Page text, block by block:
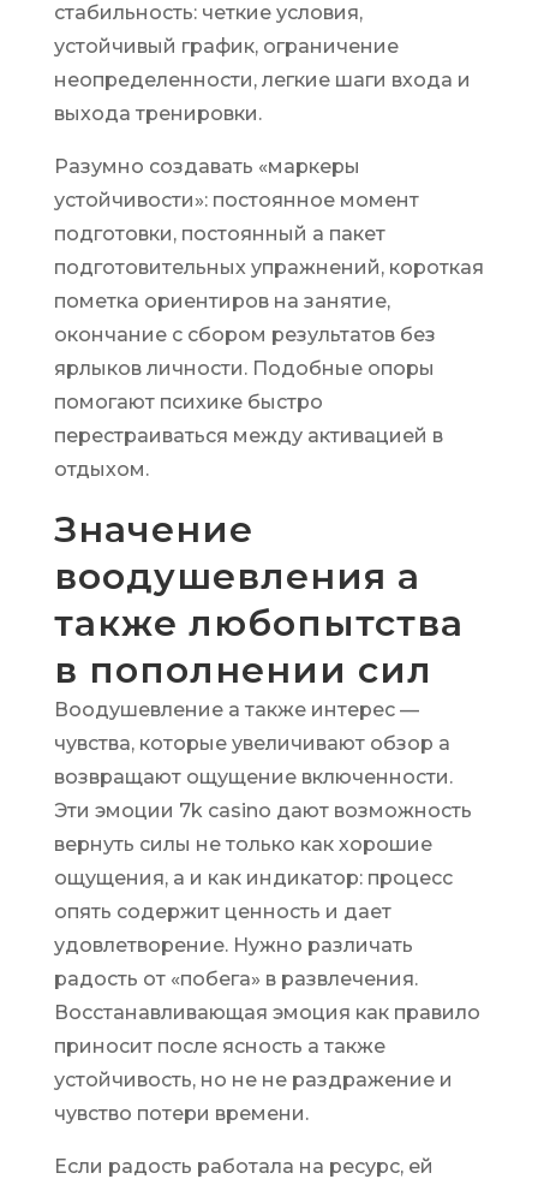
стабильность: четкие условия,
устойчивый график, ограничение
неопределенности, легкие шаги входа и
выхода тренировки.
Разумно создавать «маркеры
устойчивости»: постоянное момент
подготовки, постоянный а пакет
подготовительных упражнений, короткая
пометка ориентиров на занятие,
окончание с сбором результатов без
ярлыков личности. Подобные опоры
помогают психике быстро
перестраиваться между активацией в
отдыхом.
Значение
воодушевления а
также любопытства
в пополнении сил
Воодушевление а также интерес —
чувства, которые увеличивают обзор а
возвращают ощущение включенности.
Эти эмоции 7k casino дают возможность
вернуть силы не только как хорошие
ощущения, а и как индикатор: процесс
опять содержит ценность и дает
удовлетворение. Нужно различать
радость от «побега» в развлечения.
Восстанавливающая эмоция как правило
приносит после ясность а также
устойчивость, но не не раздражение и
чувство потери времени.
Если радость работала на ресурс, ей